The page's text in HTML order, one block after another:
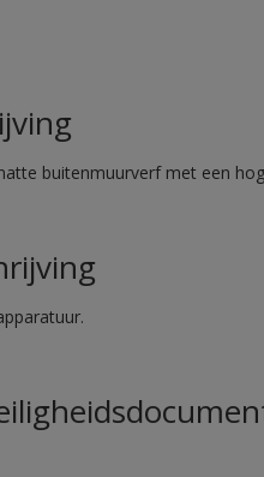
buitenmuurverf met een